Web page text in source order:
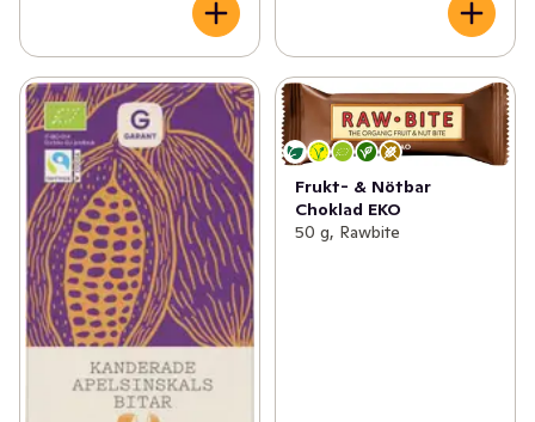
Frukt- & Nötbar
Choklad EKO
50 g, Rawbite